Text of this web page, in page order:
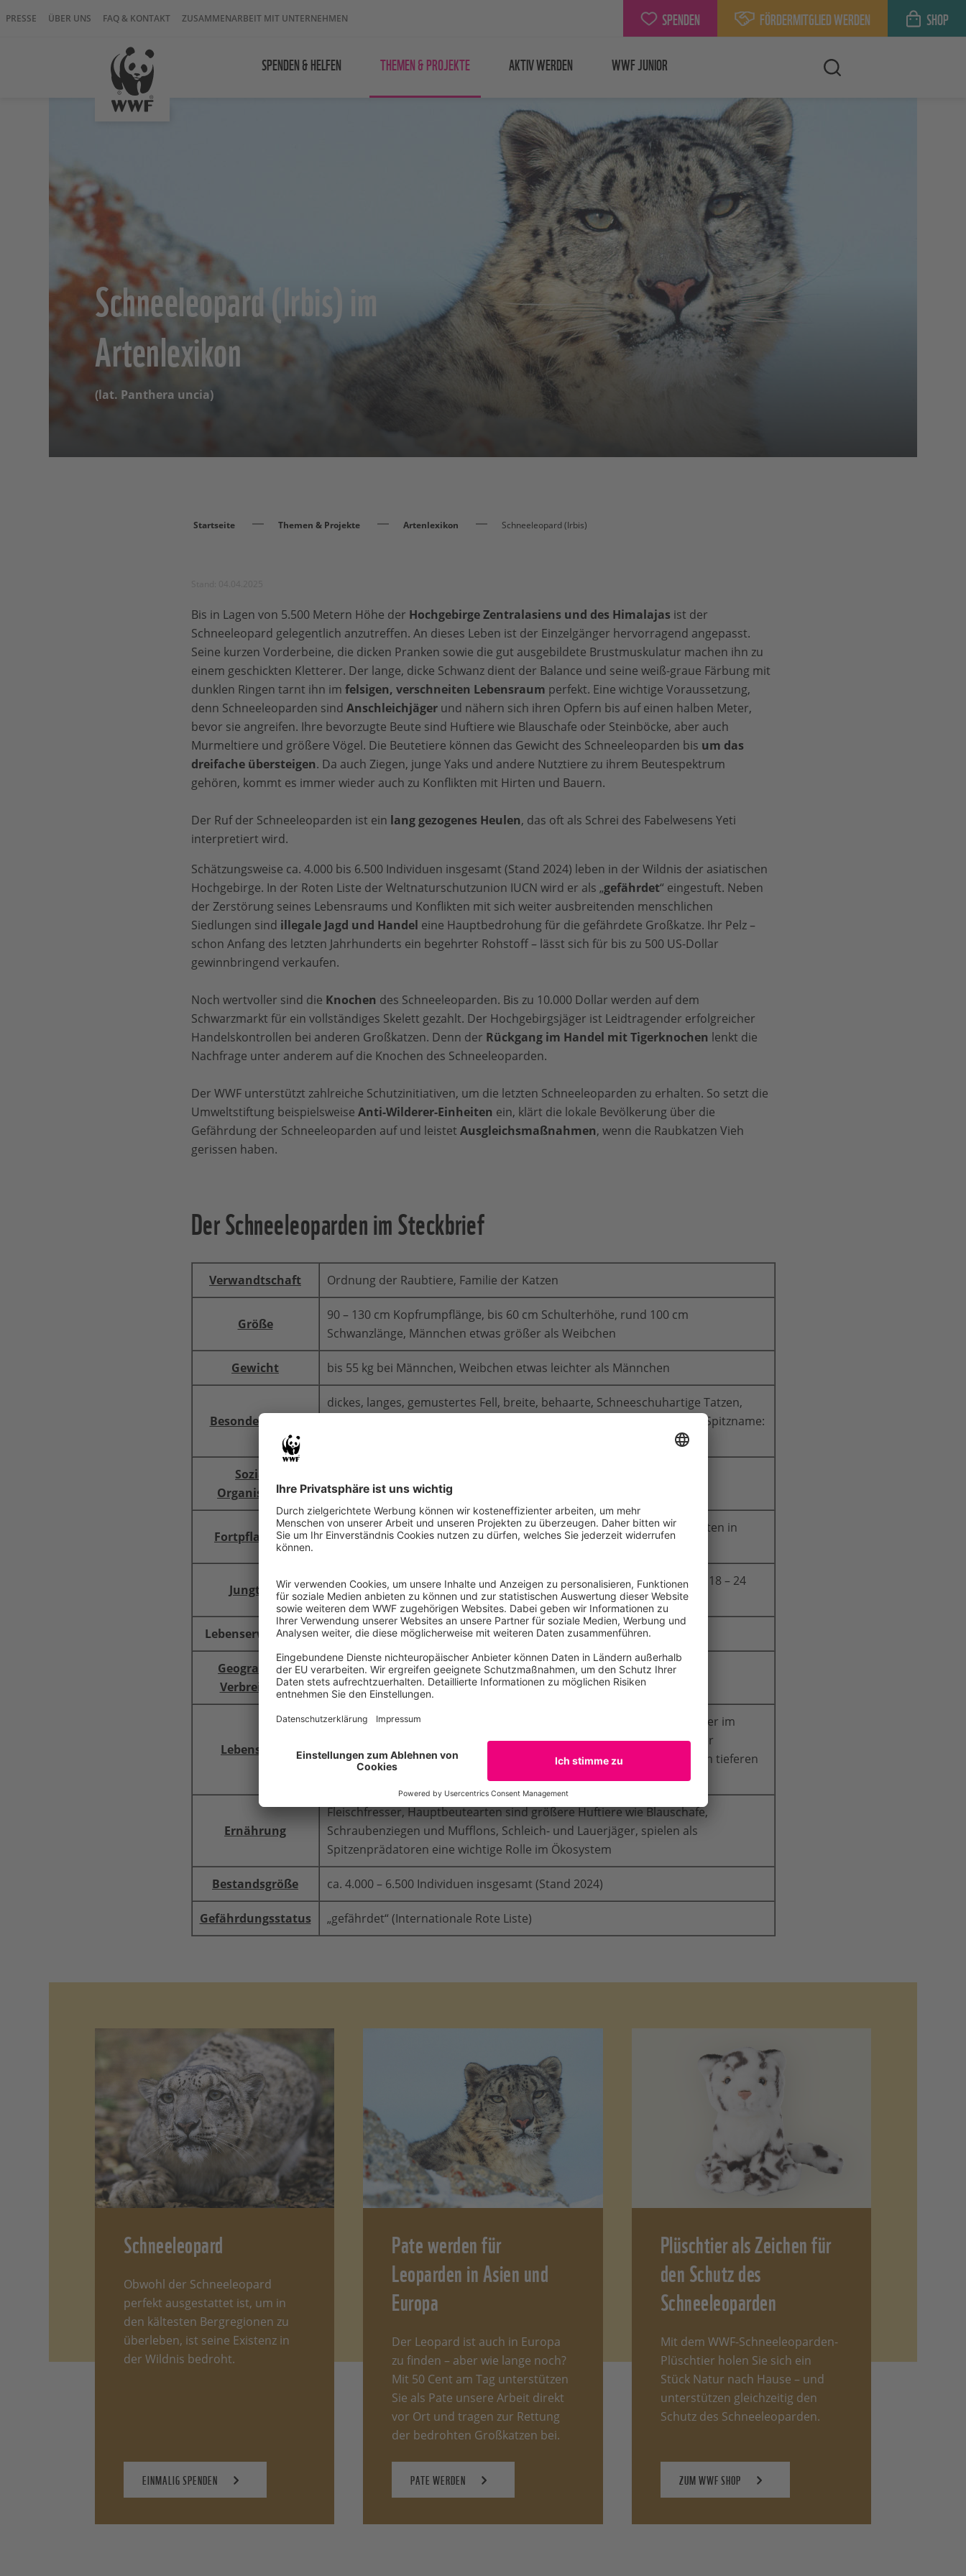
PRESSE ÜBER UNS FAQ & KONTAKT ZUSAMMENARBEIT MIT UNTERNEHMEN SPENDEN FÖRDERMITGLIED WERDEN SHOP
SPENDEN & HELFEN THEMEN & PROJEKTE AKTIV WERDEN WWF JUNIOR
Schneeleopard (Irbis) im
Artenlexikon
(lat. Panthera uncia)
Startseite Themen & Projekte Artenlexikon Schneeleopard (Irbis)
Bis in Lagen von 5.500 Metern Höhe der Hochgebirge Zentralasiens und des Himalajas ist der
Schneeleopard gelegentlich anzutreffen. An dieses Leben ist der Einzelgänger hervorragend angepasst.
Seine kurzen Vorderbeine, die dicken Pranken sowie die gut ausgebildete Brustmuskulatur machen ihn zu
einem geschickten Kletterer. Der lange, dicke Schwanz dient der Balance und seine weiß-graue Färbung mit
dunklen Ringen tarnt ihn im felsigen, verschneiten Lebensraum perfekt. Eine wichtige Voraussetzung,
denn Schneeleoparden sind Anschleichjäger und nähern sich ihren Opfern bis auf einen halben Meter,
bevor sie angreifen. Ihre bevorzugte Beute sind Huftiere wie Blauschafe oder Steinböcke, aber auch
Murmeltiere und größere Vögel. Die Beutetiere können das Gewicht des Schneeleoparden bis um das
dreifache übersteigen. Da auch Ziegen, junge Yaks und andere Nutztiere zu ihrem Beutespektrum
gehören, kommt es immer wieder auch zu Konflikten mit Hirten und Bauern.
Der Ruf der Schneeleoparden ist ein lang gezogenes Heulen, das oft als Schrei des Fabelwesens Yeti
interpretiert wird.
Schätzungsweise ca. 4.000 bis 6.500 Individuen insgesamt (Stand 2024) leben in der Wildnis der asiatischen
Hochgebirge. In der Roten Liste der Weltnaturschutzunion IUCN wird er als „gefährdet“ eingestuft. Neben
der Zerstörung seines Lebensraums und Konflikten mit sich weiter ausbreitenden menschlichen
Siedlungen sind illegale Jagd und Handel eine Hauptbedrohung für die gefährdete Großkatze. Ihr Pelz –
schon Anfang des letzten Jahrhunderts ein begehrter Rohstoff – lässt sich für bis zu 500 US-Dollar
gewinnbringend verkaufen.
Noch wertvoller sind die Knochen des Schneeleoparden. Bis zu 10.000 Dollar werden auf dem
Schwarzmarkt für ein vollständiges Skelett gezahlt. Der Hochgebirgsjäger ist Leidtragender erfolgreicher
Handelskontrollen bei anderen Großkatzen. Denn der Rückgang im Handel mit Tigerknochen lenkt die
Nachfrage unter anderem auf die Knochen des Schneeleoparden.
Der WWF unterstützt zahlreiche Schutzinitiativen, um die letzten Schneeleoparden zu erhalten. So setzt die
Umweltstiftung beispielsweise Anti-Wilderer-Einheiten ein, klärt die lokale Bevölkerung über die
Gefährdung der Schneeleoparden auf und leistet Ausgleichsmaßnahmen, wenn die Raubkatzen Vieh
gerissen haben.
Der Schneeleoparden im Steckbrief
Verwandtschaft Ordnung der Raubtiere, Familie der Katzen
Größe
90 – 130 cm Kopfrumpflänge, bis 60 cm Schulterhöhe, rund 100 cm
Schwanzlänge, Männchen etwas größer als Weibchen
Gewicht bis 55 kg bei Männchen, Weibchen etwas leichter als Männchen
Besonderheiten
dickes, langes, gemustertes Fell, breite, behaarte, Schneeschuhartige Tatzen,
besonders langer Schwanz, geschickter Kletterer, Sprünge bis zu 9 m, Spitzname:
Soziale
Organisation
Einzelgänger
Fortpflanzung
Paarungszeit von Januar bis März, Tragzeit von rund 100 Tagen, Geburten in
Jungtiere
1 – 4, meist 2 – 3 Jungtiere pro Wurf, Nesthocker, Selbstständigkeit mit 18 – 24
Monaten
Lebenserwartung bis 12 Jahre in freier Wildbahn
Geografische
Verbreitung
Hochgebirgsregionen Asiens: Altai, Tian Shan, Kunlun-Gebirge, Pamir,
Hindukusch, Karakorum und Himalaya
Lebensraum
alpine Graslandschaften und Buschsteppen sowie hochgelegene Wälder im
Hochgebirge, im Sommer oberhalb der Baumgrenze und unterhalb der
Schneegrenze in Höhenlagen von ca. 2.700 – 5.000 m, im Winter auch in tieferen
Ernährung
Fleischfresser, Hauptbeutearten sind größere Huftiere wie Blauschafe,
Schraubenziegen und Mufflons, Schleich- und Lauerjäger, spielen als
Spitzenprädatoren eine wichtige Rolle im Ökosystem
Bestandsgröße ca. 4.000 – 6.500 Individuen insgesamt (Stand 2024)
Gefährdungsstatus „gefährdet“ (Internationale Rote Liste)
Schneeleopard
Obwohl der Schneeleopard
perfekt ausgestattet ist, um in
den kältesten Bergregionen zu
überleben, ist seine Existenz in
der Wildnis bedroht.
EINMALIG SPENDEN
Pate werden für
Leoparden in Asien und
Europa
Der Leopard ist auch in Europa
zu finden – aber wie lange noch?
Mit 50 Cent am Tag unterstützen
Sie als Pate unsere Arbeit direkt
vor Ort und tragen zur Rettung
der bedrohten Großkatzen bei.
PATE WERDEN
Plüschtier als Zeichen für
den Schutz des
Schneeleoparden
Mit dem WWF-Schneeleoparden-
Plüschtier holen Sie sich ein
Stück Natur nach Hause – und
unterstützen gleichzeitig den
Schutz des Schneeleoparden.
ZUM WWF SHOP